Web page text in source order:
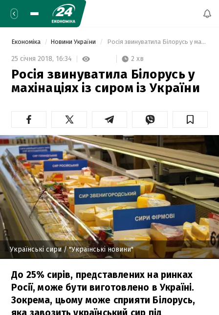
Економіка Новини України Росія звинуватила Білорусь у махінаціях із сиром із України
25 січня 2018, 16:34 2 хв
Росія звинуватила Білорусь у
махінаціях із сиром із України
Українські сири/ "Українські новини"
До 25% сирів, представлених на ринках
Росії, може бути виготовлено в Україні.
Зокрема, цьому може сприяти Білорусь,
яка завозить український сир під